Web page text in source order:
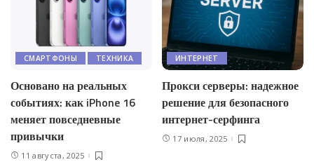
СМАРТФОНЫ ТЕХНИКА
Основано на реальных
событиях: как iPhone 16
меняет повседневные
привычки
11 августа, 2025
ИНТЕРНЕТ
Прокси серверы: надежное
решение для безопасного
интернет-серфинга
17 июля, 2025